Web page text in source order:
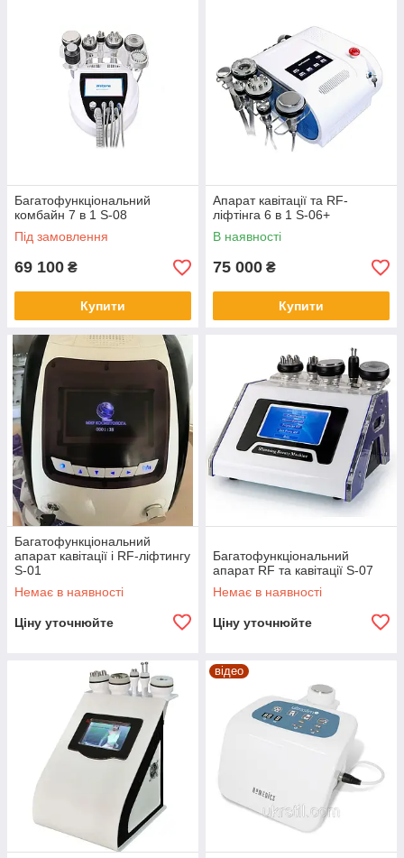
Багатофункціональний
комбайн 7 в 1 S-08
Під замовлення
69 100 ₴
Купити
Апарат кавітації та RF-
ліфтінга 6 в 1 S-06+
В наявності
75 000 ₴
Купити
Багатофункціональний
апарат кавітації і RF-ліфтингу
S-01
Немає в наявності
Ціну уточнюйте
Багатофункціональний
апарат RF та кавітації S-07
Немає в наявності
Ціну уточнюйте
відео